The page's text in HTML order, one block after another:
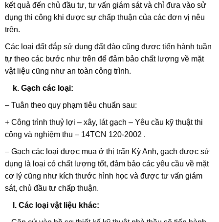
kết quả đến chủ đầu tư, tư vấn giám sát và chỉ đưa vào sử
dụng thi công khi được sự chấp thuận của các đơn vị nêu
trên.
Các loại đất đắp sử dụng đất đào cũng được tiến hành tuần
tự theo các bước như trên để đảm bảo chất lượng về mặt
vật liệu cũng như an toàn công trình.
k. Gạch các loại:
– Tuân theo quy phạm tiêu chuẩn sau:
+ Công trình thuỷ lợi – xây, lát gạch – Yêu cầu kỹ thuật thi
công và nghiệm thu – 14TCN 120-2002 .
– Gạch các loại được mua ở thị trấn Kỳ Anh, gạch được sử
dụng là loại có chất lượng tốt, đảm bảo các yêu cầu về mặt
cơ lý cũng như kích thước hình học và được tư vấn giám
sát, chủ đầu tư chấp thuận.
l. Các loại vật liệu khác: